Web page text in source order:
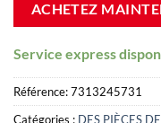
ACHETEZ
Service express
Référence:7313245731
Catégories : DES PIÈCES